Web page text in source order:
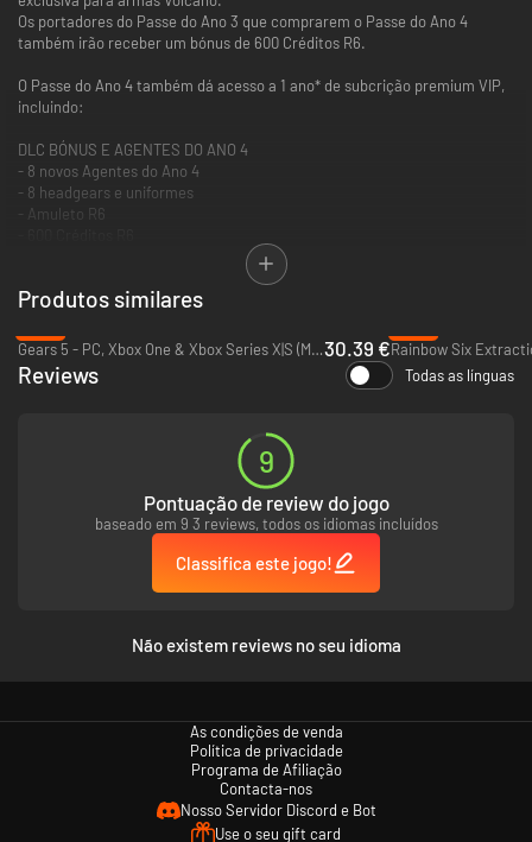
Os portadores do Passe do Ano 3 que comprarem o Passe do Ano 4
também irão receber um bónus de 600 Créditos R6.
O Passe do Ano 4 também dá acesso a 1 ano* de subcrição premium VIP,
incluindo:
DLC BÓNUS E AGENTES DO ANO 4
- 8 novos Agentes do Ano 4
- 8 headgears e uniformes
- Amuleto R6
- 7 dias de acesso antecipado a cada novo Agente da temporada
- 5℅ de reforço de Credibilidade
- 0,3℅ de incentivo no Pacote Alpha
É necessário ter o Tom Clancy’s Rainbow Six Siege para jogar (vendido
Produtos similares
Gears 5 - PC, Xbox One & Xbox Series X|S (Microsoft Store)30.39 €
Reviews Todas as línguas
9
Pontuação de review do jogo
baseado em 9 3 reviews, todos os idiomas incluídos
Classifica este jogo!
Não existem reviews no seu idioma
As condições de venda
Política de privacidade
Programa de Afiliação
Contacta-nos
Nosso Servidor Discord e Bot
Use o seu gift card